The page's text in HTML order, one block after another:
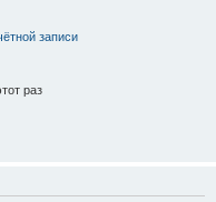
записи
раз